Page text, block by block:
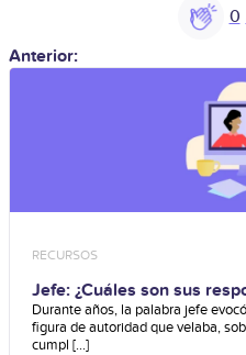
0
Anterior:
RECURSOS
Jefe: ¿Cuáles son sus
Durante años, la palabra jefe
figura de autoridad que velaba,
cumpl [...]